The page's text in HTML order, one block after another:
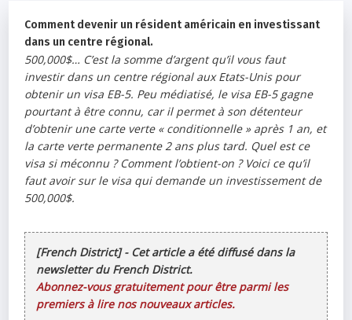
Comment devenir un résident américain en investissant
dans un centre régional.
500,000$… C’est la somme d’argent qu’il vous faut
investir dans un centre régional aux Etats-Unis pour
obtenir un visa EB-5. Peu médiatisé, le visa EB-5 gagne
pourtant à être connu, car il permet à son détenteur
d’obtenir une carte verte « conditionnelle » après 1 an, et
la carte verte permanente 2 ans plus tard. Quel est ce
visa si méconnu ? Comment l’obtient-on ? Voici ce qu’il
faut avoir sur le visa qui demande un investissement de
500,000$.
[French District] - Cet article a été diffusé dans la
newsletter du French District.
Abonnez-vous gratuitement pour être parmi les
premiers à lire nos nouveaux articles.